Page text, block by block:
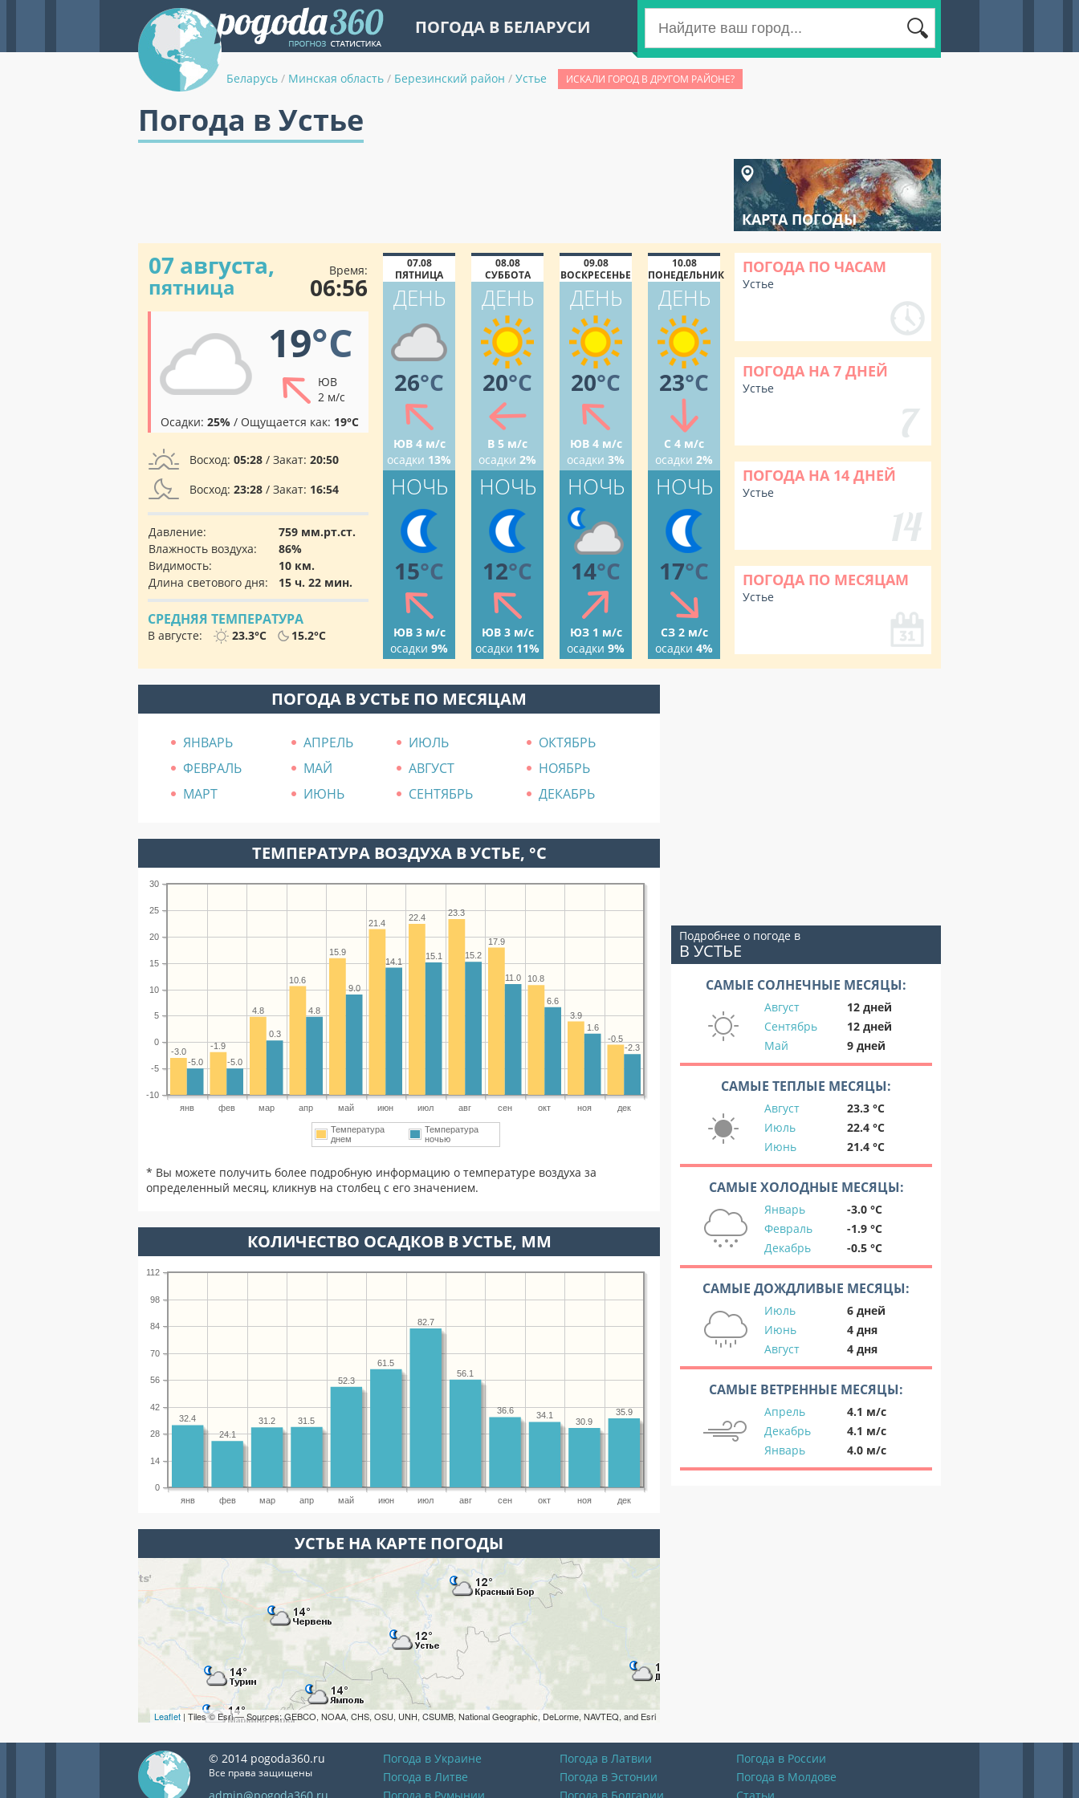
ПОГОДА В БЕЛАРУСИ
Беларусь / Минская область / Березинский район / Устье ИСКАЛИ ГОРОД В ДРУГОМ РАЙОНЕ?
Погода в Устье
КАРТА ПОГОДЫ
07 августа,
пятница
Время:
06:56
19°C
ЮВ
2 м/с
Осадки: 25% / Ощущается как: 19°C
Восход: 05:28 / Закат: 20:50
Восход: 23:28 / Закат: 16:54
Давление:
759 мм.рт.ст.
Влажность воздуха:
86%
Видимость:
10 км.
Длина светового дня:
15 ч. 22 мин.
СРЕДНЯЯ ТЕМПЕРАТУРА
В августе: 23.3°C 15.2°C
07.08
ПЯТНИЦА
ДЕНЬ
26°C
ЮВ 4 м/с
осадки 13%
НОЧЬ
15°C
ЮВ 3 м/с
осадки 9%
08.08
СУББОТА
ДЕНЬ
20°C
В 5 м/с
осадки 2%
НОЧЬ
12°C
ЮВ 3 м/с
осадки 11%
09.08
ВОСКРЕСЕНЬЕ
ДЕНЬ
20°C
ЮВ 4 м/с
осадки 3%
НОЧЬ
14°C
ЮЗ 1 м/с
осадки 9%
10.08
ПОНЕДЕЛЬНИК
ДЕНЬ
23°C
С 4 м/с
осадки 2%
НОЧЬ
17°C
СЗ 2 м/с
осадки 4%
ПОГОДА ПО ЧАСАМ
Устье
ПОГОДА НА 7 ДНЕЙ
Устье
ПОГОДА НА 14 ДНЕЙ
Устье
ПОГОДА ПО МЕСЯЦАМ
Устье
ПОГОДА В УСТЬЕ ПО МЕСЯЦАМ
ЯНВАРЬ АПРЕЛЬ ИЮЛЬ
ОКТЯБРЬ
ФЕВРАЛЬ
МАЙ АВГУСТ
НОЯБРЬ
МАРТ
ИЮНЬ СЕНТЯБРЬ ДЕКАБРЬ
ТЕМПЕРАТУРА ВОЗДУХА В УСТЬЕ, °C
янв фев мар апр май июн июл авг сен окт ноя дек
-10
-5
0
5
10
15
20
25
30
-0.5
3.9
10.8
17.9
23.3
22.4
21.4
15.9
10.6
4.8
-1.9
-3.0 -2.3
1.6
6.6
11.0
15.2
15.1
14.1
9.0
4.8
0.3
-5.0
-5.0
Температура
днем
Температура
ночью
* Вы можете получить более подробную информацию о температуре воздуха за
определенный месяц, кликнув на столбец с его значением.
КОЛИЧЕСТВО ОСАДКОВ В УСТЬЕ, ММ
янв фев мар апр май июн июл авг сен окт ноя дек
0
14
28
42
56
70
84
98
112
35.9
30.9
34.1
36.6
56.1
82.7
61.5
52.3
31.5
31.2
24.1
32.4
УСТЬЕ НА КАРТЕ ПОГОДЫ
Leaflet | Tiles © Esri — Sources: GEBCO, NOAA, CHS, OSU, UNH, CSUMB, National Geographic, DeLorme, NAVTEQ, and Esri
Подробнее о погоде в
В УСТЬЕ
САМЫЕ СОЛНЕЧНЫЕ МЕСЯЦЫ:
Август
12 дней
Сентябрь
12 дней
Май
9 дней
САМЫЕ ТЕПЛЫЕ МЕСЯЦЫ:
Август
23.3 °C
Июль
22.4 °C
Июнь
21.4 °C
САМЫЕ ХОЛОДНЫЕ МЕСЯЦЫ:
Январь
-3.0 °C
Февраль
-1.9 °C
Декабрь
-0.5 °C
САМЫЕ ДОЖДЛИВЫЕ МЕСЯЦЫ:
Июль
6 дней
Июнь
4 дня
Август
4 дня
САМЫЕ ВЕТРЕННЫЕ МЕСЯЦЫ:
Апрель
4.1 м/с
Декабрь
4.1 м/с
Январь
4.0 м/с
© 2014 pogoda360.ru
Все права защищены
Погода в Украине Погода в Латвии
Погода в России
Погода в Литве
Погода в Эстонии
Погода в Молдове